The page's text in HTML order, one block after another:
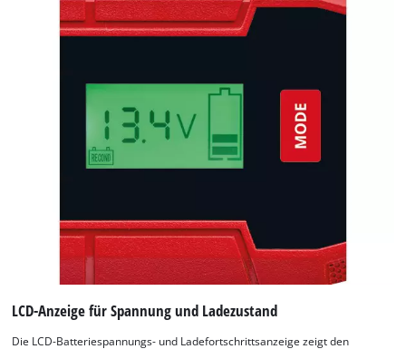
LCD-Anzeige für Spannung und Ladezustand
Die LCD-Batteriespannungs- und Ladefortschrittsanzeige zeigt den